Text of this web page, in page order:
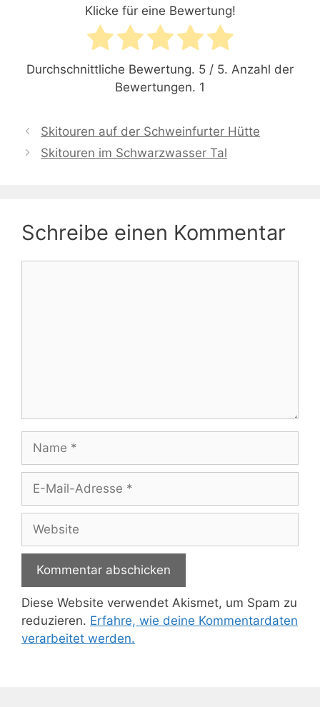
Klicke für eine Bewertung!
Durchschnittliche Bewertung. 5 / 5. Anzahl der
Bewertungen. 1
Skitouren auf der Schweinfurter Hütte
Skitouren im Schwarzwasser Tal
Schreibe einen Kommentar
Mail-
Adresse
Diese Website verwendet Akismet, um Spam zu
reduzieren. Erfahre, wie deine Kommentardaten
verarbeitet werden.